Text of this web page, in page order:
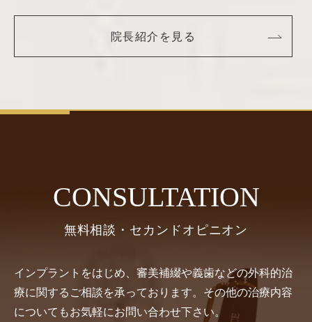
院長紹介を見る
CONSULTATION
無料相談・セカンドオピニオン
インプラントをはじめ、審美補綴や義歯などの外科的治
療に関するご相談を承っております。その他の治療内容
についてもお気軽にお問い合わせ下さい。